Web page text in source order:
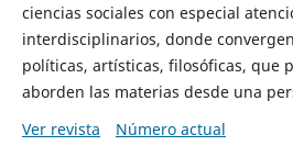
ciencias sociales con especial
interdisciplinarios, donde
políticas, artísticas, filosóficas, que
aborden las materias desde una
Ver revista
Número actual